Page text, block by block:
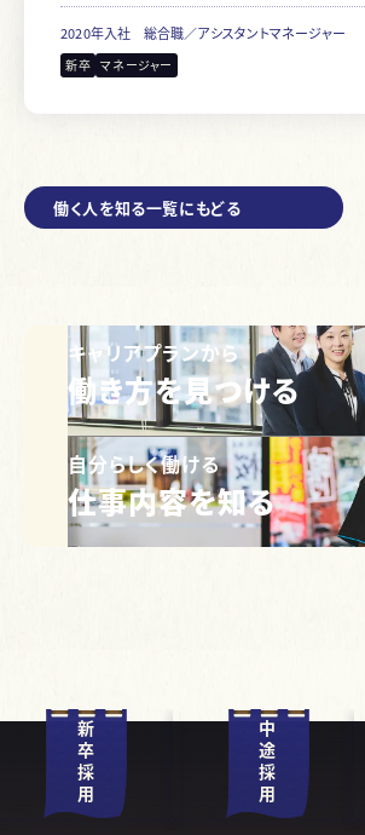
2020年入社 総合職／アシスタントマネージャー
新卒 マネージャー
働く人を知る一覧にもどる
キャリアプランから
働き方を見つける
自分らしく働ける
仕事内容を知る
新卒採用 中途採用